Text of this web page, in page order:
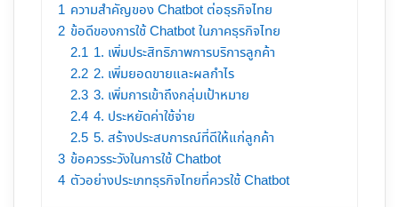
1 ความสำคัญของ Chatbot ต่อธุรกิจไทย
2 ข้อดีของการใช้ Chatbot ในภาคธุรกิจไทย
2.1 1. เพิ่มประสิทธิภาพการบริการลูกค้า
2.2 2. เพิ่มยอดขายและผลกำไร
2.3 3. เพิ่มการเข้าถึงกลุ่มเป้าหมาย
2.4 4. ประหยัดค่าใช้จ่าย
2.5 5. สร้างประสบการณ์ที่ดีให้แก่ลูกค้า
3 ข้อควรระวังในการใช้ Chatbot
4 ตัวอย่างประเภทธุรกิจไทยที่ควรใช้ Chatbot